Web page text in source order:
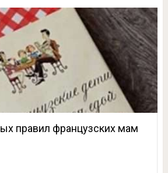
правил французских мам